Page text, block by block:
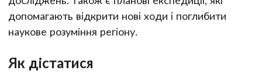
допомагають відкрити нові ходи і поглибити
наукове розуміння регіону.
Як дістатися